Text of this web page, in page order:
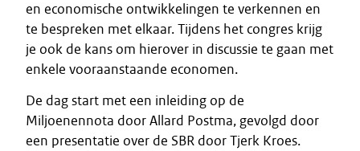
en economische ontwikkelingen te verkennen en
te bespreken met elkaar. Tijdens het congres krijg
je ook de kans om hierover in discussie te gaan met
enkele vooraanstaande economen.
De dag start met een inleiding op de
Miljoenennota door Allard Postma, gevolgd door
een presentatie over de SBR door Tjerk Kroes.